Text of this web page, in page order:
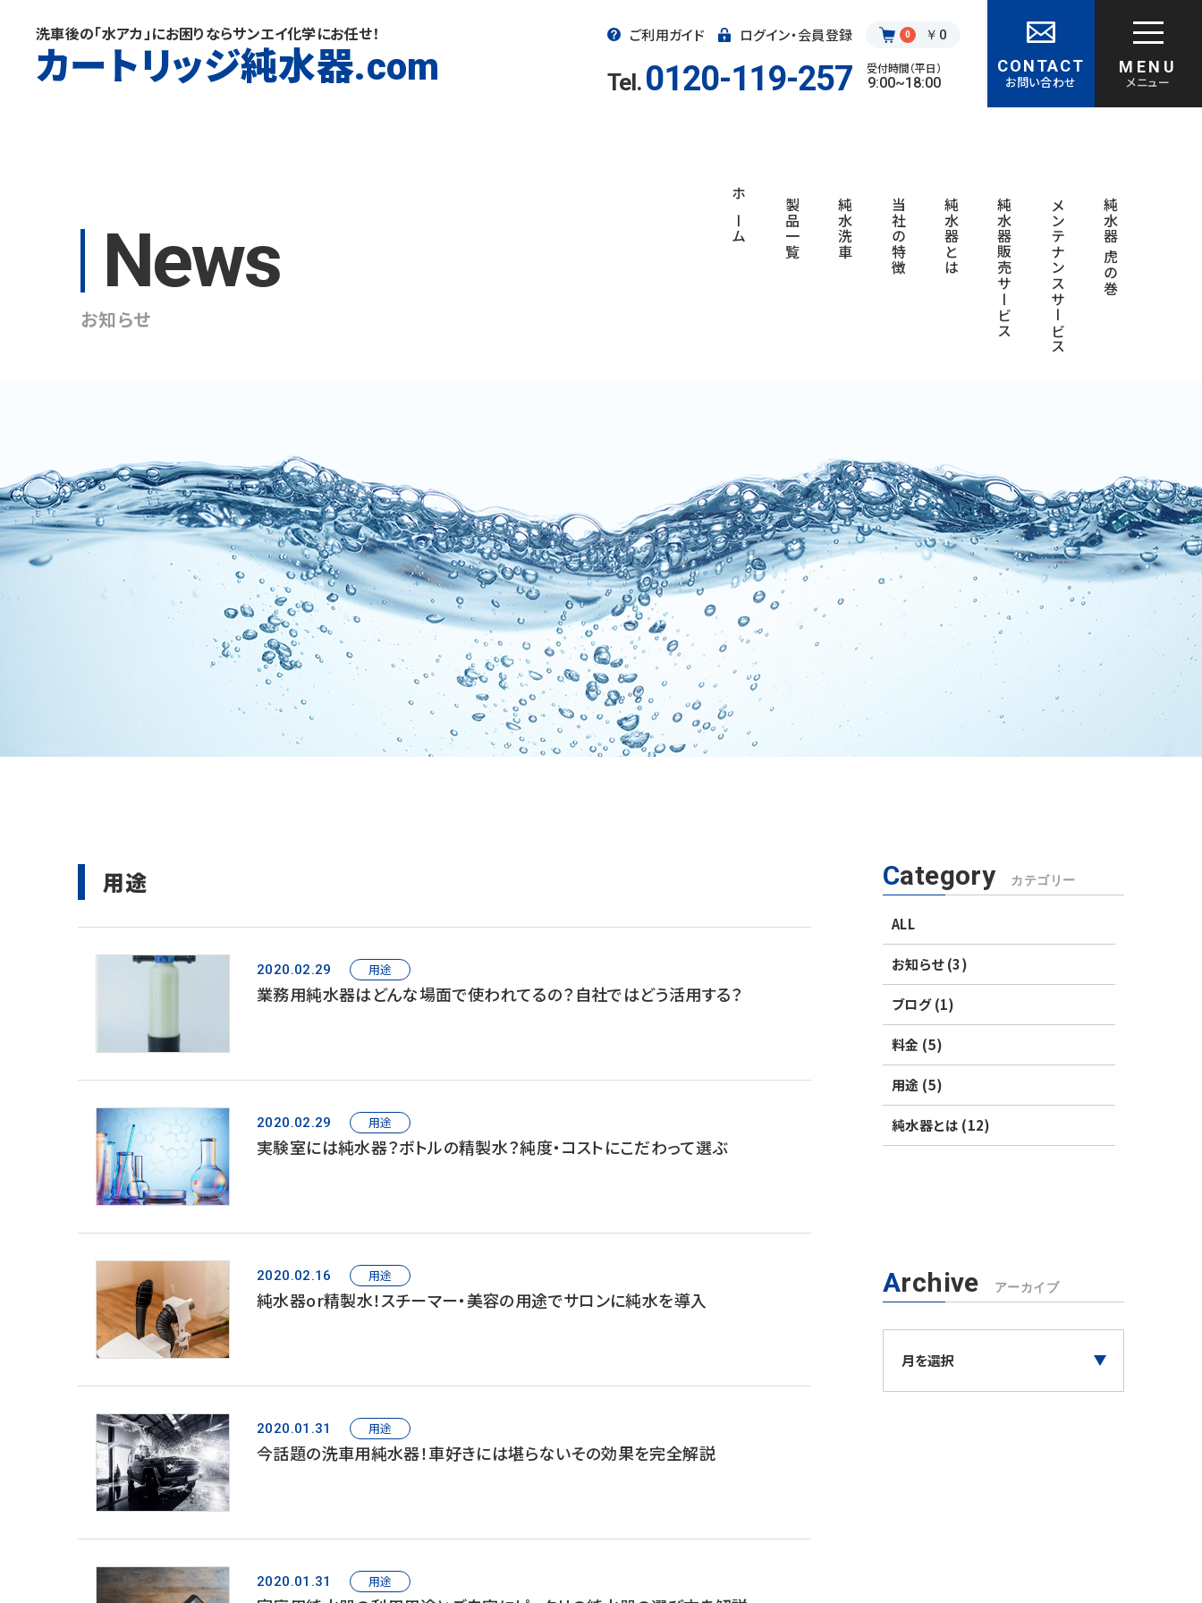
洗車後の「水アカ」にお困りならサンエイ化学にお任せ！
カートリッジ純水器.com
ご利用ガイド ログイン・会員登録 0 ￥0
Tel. 0120-119-257 受付時間（平日）
9:00~18:00
ホーム 製品一覧 純水洗車 当社の特徴 純水器とは 純水器販売サービス メンテナンスサービス 純水器 虎の巻
CONTACT
お問い合わせ
MENU
メニュー
お知らせ
News
用途
2020.02.29 用途
業務用純水器はどんな場面で使われてるの？自社ではどう活用する？
2020.02.29 用途
実験室には純水器？ボトルの精製水？純度・コストにこだわって選ぶ
2020.02.16 用途
純水器or精製水！スチーマー・美容の用途でサロンに純水を導入
2020.01.31 用途
今話題の洗車用純水器！車好きには堪らないその効果を完全解説
2020.01.31 用途
Category カテゴリー
ALL
お知らせ (3)
ブログ (1)
料金 (5)
用途 (5)
純水器とは (12)
Archive アーカイブ